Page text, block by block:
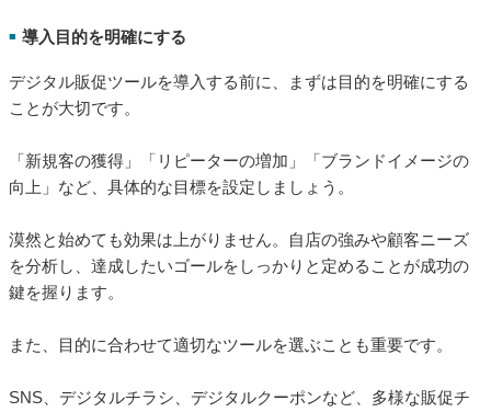
■ 導入目的を明確にする
デジタル販促ツールを導入する前に、まずは目的を明確にする
ことが大切です。
「新規客の獲得」「リピーターの増加」「ブランドイメージの
向上」など、具体的な目標を設定しましょう。
漠然と始めても効果は上がりません。自店の強みや顧客ニーズ
を分析し、達成したいゴールをしっかりと定めることが成功の
鍵を握ります。
また、目的に合わせて適切なツールを選ぶことも重要です。
SNS、デジタルチラシ、デジタルクーポンなど、多様な販促チ